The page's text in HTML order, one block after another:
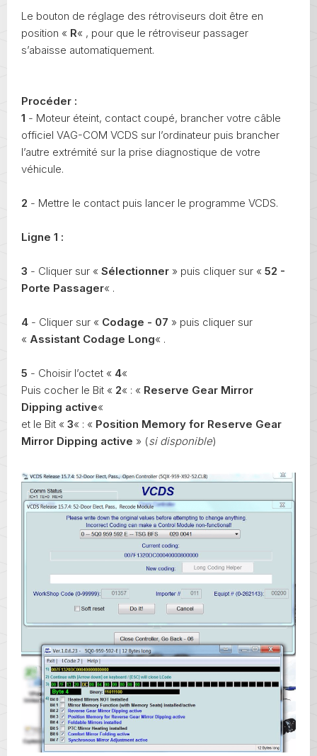
Le bouton de réglage des rétroviseurs doit être en
position « R« , pour que le rétroviseur passager
s’abaisse automatiquement.
Procéder :
1 - Moteur éteint, contact coupé, brancher votre câble
officiel VAG-COM VCDS sur l’ordinateur puis brancher
l’autre extrémité sur la prise diagnostique de votre
véhicule.
2 - Mettre le contact puis lancer le programme VCDS.
Ligne 1 :
3 - Cliquer sur « Sélectionner » puis cliquer sur « 52 -
Porte Passager« .
4 - Cliquer sur « Codage - 07 » puis cliquer sur
« Assistant Codage Long« .
5 - Choisir l’octet « 4«
Puis cocher le Bit « 2« : « Reserve Gear Mirror
Dipping active«
et le Bit « 3« : « Position Memory for Reserve Gear
Mirror Dipping active » (si disponible)